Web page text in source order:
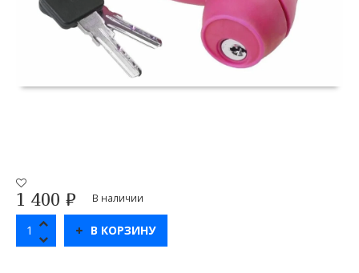
1 400 ₽ В наличии
В КОРЗИНУ